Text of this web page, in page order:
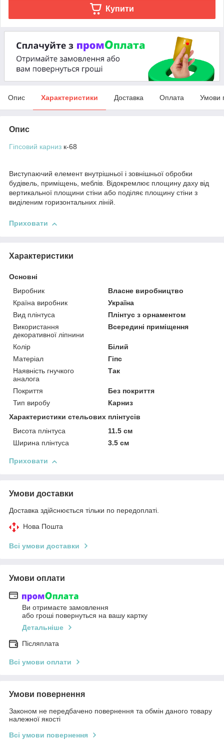
Купити
Опис Характеристики Доставка Оплата Умови
Опис
Гіпсовий карниз к-68
Виступаючий елемент внутрішньої і зовнішньої обробки
будівель, приміщень, меблів. Відокремлює площину даху від
вертикальної площини стіни або поділяє площину стіни з
виділеним горизонтальних ліній.
Приховати
Характеристики
Основні
Виробник
Власне виробництво
Країна виробник
Україна
Вид плінтуса
Плінтус з орнаментом
Використання
декоративної ліпнини
Всередині приміщення
Колір
Білий
Матеріал
Гіпс
Наявність гнучкого
аналога
Так
Покриття
Без покриття
Тип виробу
Карниз
Характеристики стельових плінтусів
Висота плінтуса
11.5 см
Ширина плінтуса
3.5 см
Приховати
Умови доставки
Доставка здійснюється тільки по передоплаті.
Нова Пошта
Всі умови доставки
Умови оплати
Ви отримаєте замовлення
або гроші повернуться на вашу картку
Детальніше
Післяплата
Всі умови оплати
Умови повернення
Законом не передбачено повернення та обмін даного товару
належної якості
Всі умови повернення